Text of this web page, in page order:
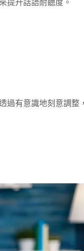
提升話語耐聽度。
過有意識地刻意調整